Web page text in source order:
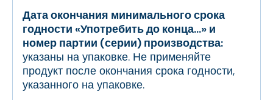
Дата окончания минимального срока
годности «Употребить до конца…» и
номер партии (серии) производства:
указаны на упаковке. Не применяйте
продукт после окончания срока годности,
указанного на упаковке.